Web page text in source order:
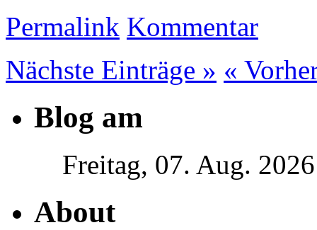
Permalink Kommentar
Nächste Einträge » «
Blog am
Freitag, 07. Aug. 2026
About